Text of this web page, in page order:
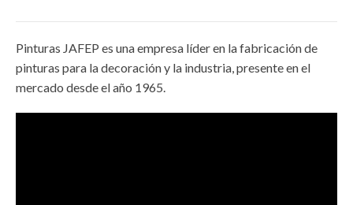
Pinturas JAFEP es una empresa líder en la fabricación de
pinturas para la decoración y la industria, presente en el
mercado desde el año 1965.